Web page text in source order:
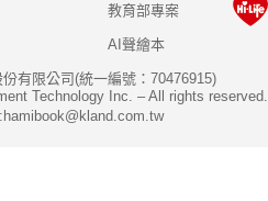
教育部專案
AI聲繪本
有限公司(統一編號：70476915)
Technology Inc. – All rights reserved.